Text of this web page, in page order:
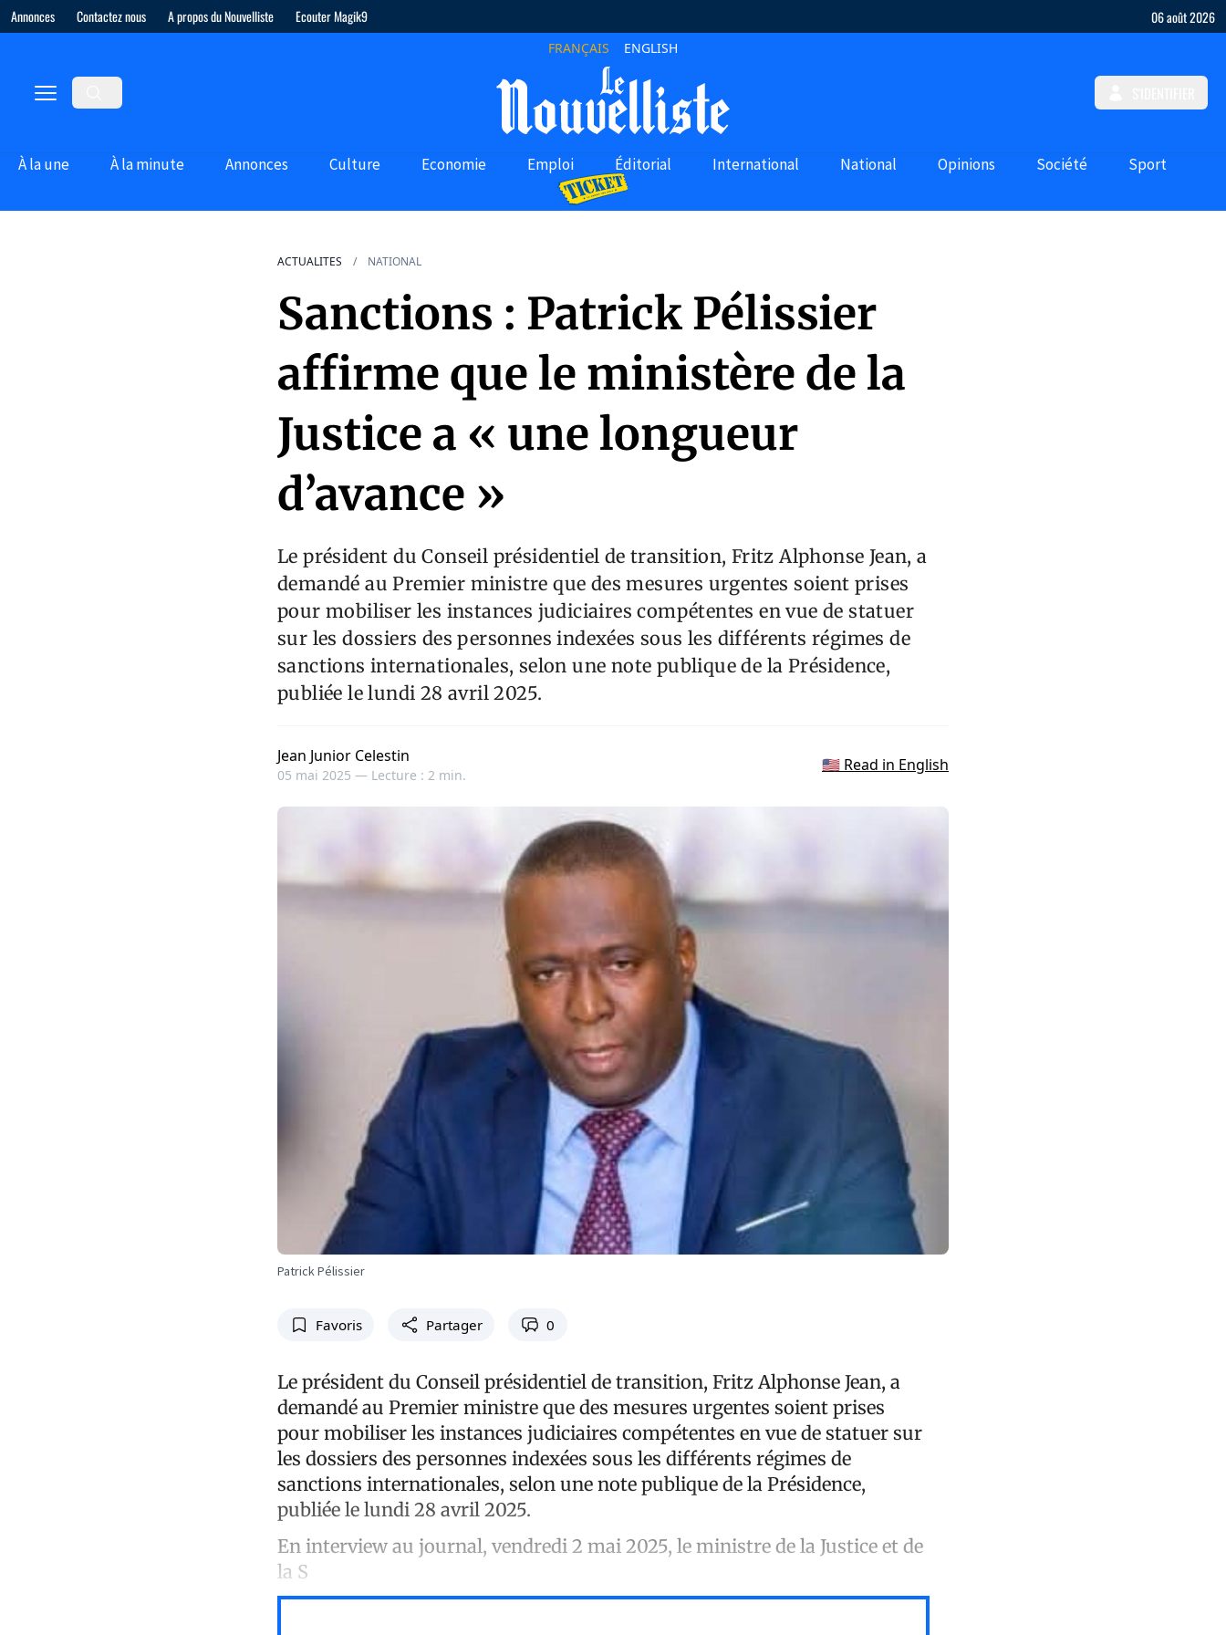
Annonces Contactez nous A propos du Nouvelliste Ecouter Magik9 06 août 2026
FRANÇAIS ENGLISH
À la une À la minute Annonces Culture Economie Emploi Éditorial International National Opinions Société Sport
ACTUALITES NATIONAL
Sanctions : Patrick Pélissier
affirme que le ministère de la
Justice a « une longueur
d’avance »
Le président du Conseil présidentiel de transition, Fritz Alphonse Jean, a
demandé au Premier ministre que des mesures urgentes soient prises
pour mobiliser les instances judiciaires compétentes en vue de statuer
sur les dossiers des personnes indexées sous les différents régimes de
sanctions internationales, selon une note publique de la Présidence,
publiée le lundi 28 avril 2025.
Jean Junior Celestin
05 mai 2025 — Lecture : 2 min.
🇺🇸 Read in English
Patrick Pélissier
Favoris Partager 0
Le président du Conseil présidentiel de transition, Fritz Alphonse Jean, a
demandé au Premier ministre que des mesures urgentes soient prises
pour mobiliser les instances judiciaires compétentes en vue de statuer sur
les dossiers des personnes indexées sous les différents régimes de
sanctions internationales, selon une note publique de la Présidence,
publiée le lundi 28 avril 2025.
En interview au journal, vendredi 2 mai 2025, le ministre de la Justice et de
la S